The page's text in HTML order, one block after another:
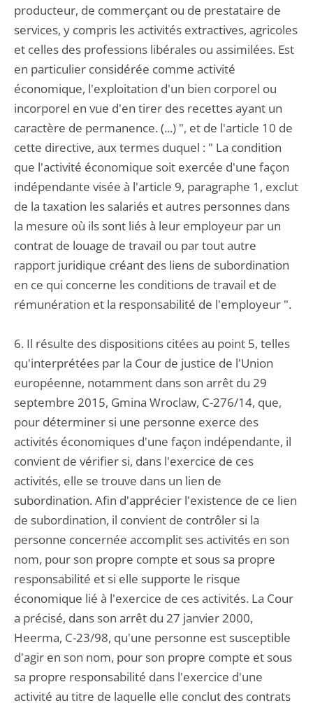
producteur, de commerçant ou de prestataire de
services, y compris les activités extractives, agricoles
et celles des professions libérales ou assimilées. Est
en particulier considérée comme activité
économique, l'exploitation d'un bien corporel ou
incorporel en vue d'en tirer des recettes ayant un
caractère de permanence. (...) ", et de l'article 10 de
cette directive, aux termes duquel : " La condition
que l'activité économique soit exercée d'une façon
indépendante visée à l'article 9, paragraphe 1, exclut
de la taxation les salariés et autres personnes dans
la mesure où ils sont liés à leur employeur par un
contrat de louage de travail ou par tout autre
rapport juridique créant des liens de subordination
en ce qui concerne les conditions de travail et de
rémunération et la responsabilité de l'employeur ".
6. Il résulte des dispositions citées au point 5, telles
qu'interprétées par la Cour de justice de l'Union
européenne, notamment dans son arrêt du 29
septembre 2015, Gmina Wroclaw, C-276/14, que,
pour déterminer si une personne exerce des
activités économiques d'une façon indépendante, il
convient de vérifier si, dans l'exercice de ces
activités, elle se trouve dans un lien de
subordination. Afin d'apprécier l'existence de ce lien
de subordination, il convient de contrôler si la
personne concernée accomplit ses activités en son
nom, pour son propre compte et sous sa propre
responsabilité et si elle supporte le risque
économique lié à l'exercice de ces activités. La Cour
a précisé, dans son arrêt du 27 janvier 2000,
Heerma, C-23/98, qu'une personne est susceptible
d'agir en son nom, pour son propre compte et sous
sa propre responsabilité dans l'exercice d'une
activité au titre de laquelle elle conclut des contrats